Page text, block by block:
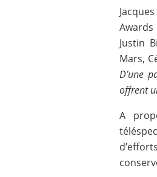
Awards
Justin
Mars,
D’une
offrent
A